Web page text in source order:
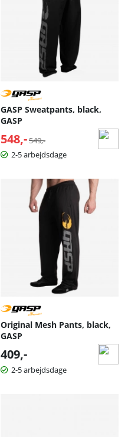
GASP Sweatpants, black,
GASP
548,- Normalpris:
549,-
2-5 arbejdsdage
Original Mesh Pants, black,
GASP
409,-
2-5 arbejdsdage